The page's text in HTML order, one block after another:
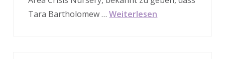
Tara Bartholomew …Weiterlesen